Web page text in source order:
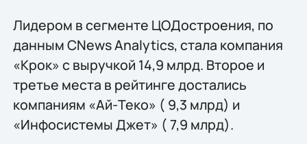
Лидером в сегменте ЦОДостроения, по
данным CNews Analytics, стала компания
«Крок» с выручкой 14,9 млрд. Второе и
третье места в рейтинге достались
компаниям «Ай-Теко» ( 9,3 млрд) и
«Инфосистемы Джет» ( 7,9 млрд).